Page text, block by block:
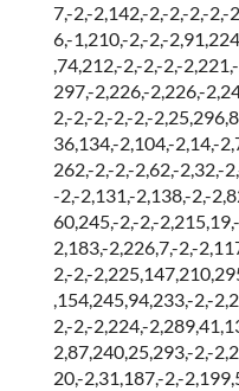
7,-2,-2,142,-2,-2,-2,-
6,-1,210,-2,-2,-
,74,212,-2,-2,-2,-
297,-2,226,-2,226,-
2,-2,-2,-2,-2,-
36,134,-2,104,-2,14,-
262,-2,-2,-2,62,-2,32,-
-2,-2,131,-2,138,-2,-
60,245,-2,-2,-
2,183,-2,226,7,-2,-
2,-2,-
,154,245,94,233,-2,-
2,-2,-2,224,-
2,87,240,25,293,-2,-
20,-2,31,187,-2,-